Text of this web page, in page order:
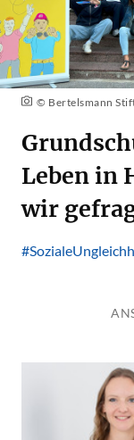
© Bertelsmann
Leben in
wir